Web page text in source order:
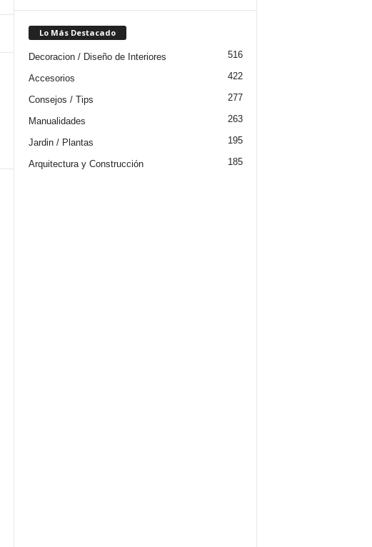
Lo Más Destacado
Decoracion / Diseño de Interiores 516
Accesorios 422
Consejos / Tips 277
Manualidades 263
Jardin / Plantas 195
Arquitectura y Construcción 185